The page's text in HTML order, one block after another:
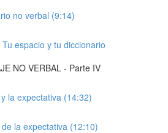
no verbal (9:14)
espacio y tu diccionario
NO VERBAL - Parte IV
la expectativa (14:32)
la expectativa (12:10)